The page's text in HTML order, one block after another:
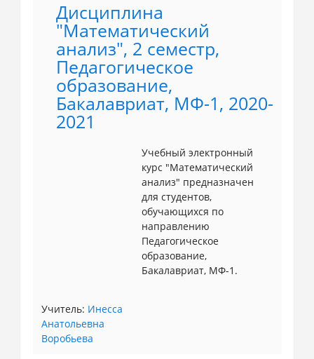
Дисциплина
"Математический
анализ", 2 семестр,
Педагогическое
образование,
Бакалавриат, МФ-1, 2020-
2021
Учебный электронный
курс "Математический
анализ" предназначен
для студентов,
обучающихся по
направлению
Педагогическое
образование,
Бакалавриат, МФ-1.
Учитель: Инесса
Анатольевна
Воробьева